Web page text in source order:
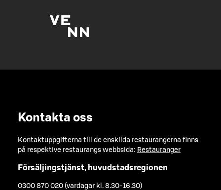
Kontakta oss
Kontaktuppgifterna till de enskilda restaurangerna finns
på respektive restaurangs webbsida: Restauranger
Försäljingstjänst, huvudstadsregionen
0300 870 020 (vardagar kl. 8.30-16.30)